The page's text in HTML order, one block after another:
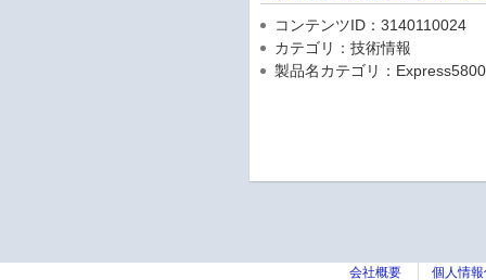
コンテンツID：3140110024
カテゴリ：技術情報
製品名カテゴリ：
会社概要 個人情